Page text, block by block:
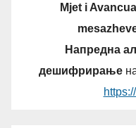
Mjet i
Напредна
дешифрирање